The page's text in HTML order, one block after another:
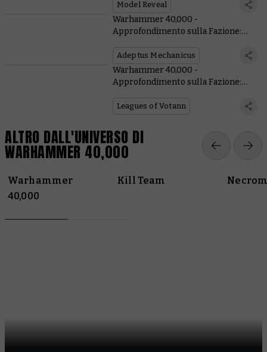
Model Reveal
Warhammer 40,000 -
Approfondimento sulla Fazione:
Adeptus Mechanicus
Warhammer 40,000 -
Approfondimento sulla Fazione:
Leagues of Votann
ALTRO DALL'UNIVERSO DI
WARHAMMER 40,000
Warhammer
40,000
Kill Team